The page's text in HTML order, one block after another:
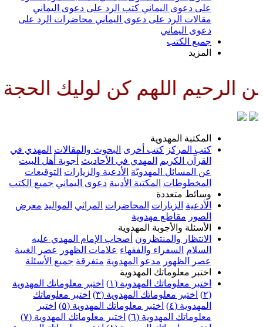
دعوى اليماني كتب الرد على دعوى اليماني
الرد على دعوى اليماني محاضرات الرد على
كن لوليك الحجة بن
المهدوية
كتب أخرى البحوث والمقالات المهدي في
المهدي في الأحاديث أجوبة أهل البيت
المسائل المهدويّة الأدعية والزيارات التوقيعات
المكتبة الأدبية دعوى اليماني جميع الكتب
متعددة
الزيارات المحاضرات المراثي المواليد معرض
مقاطع مهدوية
والأجوبة المهدوية
والمنتظرون أصحاب الإمام المهدي عليه
السفراء والفقهاء علامات الظهور عصر الغيبة
مدعو المهدوية متفرقة جميع الأسئلة
معلوماتك المهدوية
معلوماتك المهدوية (١)
اختبر معلوماتك المهدوية
اختبر معلوماتك المهدوية (٣)
اختبر معلوماتك
اختبر معلوماتك المهدوية (٥)
اختبر
المهدوية (٦)
اختبر معلوماتك المهدوية (٧)